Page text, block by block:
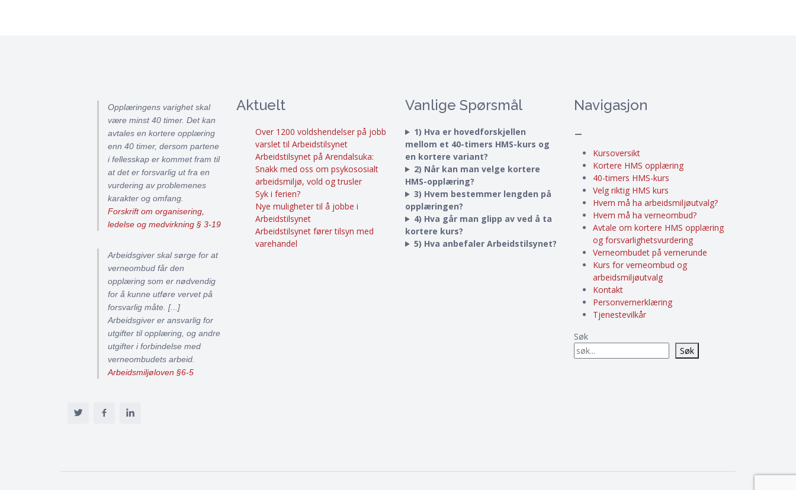
Opplæringens varighet skal
være minst 40 timer. Det kan
avtales en kortere opplæring
enn 40 timer, dersom partene
i fellesskap er kommet fram til
at det er forsvarlig ut fra en
vurdering av problemenes
karakter og omfang.
Forskrift om organisering,
ledelse og medvirkning § 3-19
Arbeidsgiver skal sørge for at
verneombud får den
opplæring som er nødvendig
for å kunne utføre vervet på
forsvarlig måte. [...]
Arbeidsgiver er ansvarlig for
utgifter til opplæring, og andre
utgifter i forbindelse med
verneombudets arbeid.
Arbeidsmiljøloven §6-5
Aktuelt
Over 1200 voldshendelser på jobb
varslet til Arbeidstilsynet
Arbeidstilsynet på Arendalsuka:
Snakk med oss om psykososialt
arbeidsmiljø, vold og trusler
Syk i ferien?
Nye muligheter til å jobbe i
Arbeidstilsynet
Arbeidstilsynet fører tilsyn med
varehandel
Vanlige Spørsmål
1) Hva er hovedforskjellen
mellom et 40-timers HMS-kurs og
en kortere variant?
2) Når kan man velge kortere
HMS-opplæring?
3) Hvem bestemmer lengden på
opplæringen?
4) Hva går man glipp av ved å ta
kortere kurs?
5) Hva anbefaler Arbeidstilsynet?
Navigasjon
–
Kursoversikt
Kortere HMS opplæring
40-timers HMS-kurs
Velg riktig HMS kurs
Hvem må ha arbeidsmiljøutvalg?
Hvem må ha verneombud?
Avtale om kortere HMS opplæring
og forsvarlighetsvurdering
Verneombudet på vernerunde
Kurs for verneombud og
arbeidsmiljøutvalg
Kontakt
Personvernerklæring
Tjenestevilkår
Søk
Søk